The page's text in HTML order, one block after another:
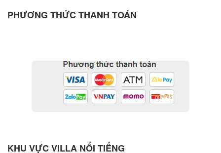
PHƯƠNG THỨC THANH TOÁN
KHU VỰC VILLA NỔI TIẾNG